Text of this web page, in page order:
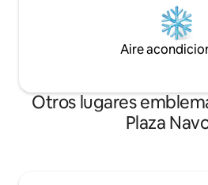
Aire
Otros lugares
Plaza